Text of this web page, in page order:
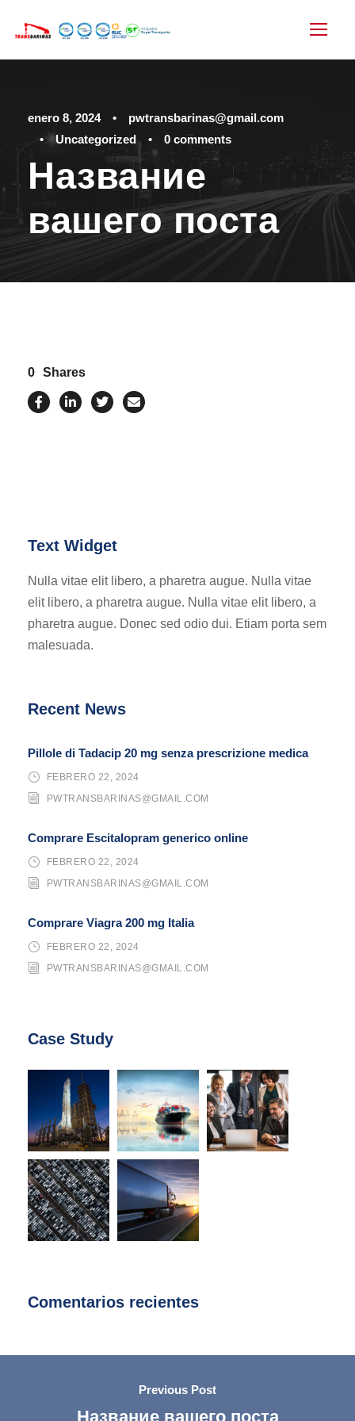
enero 8, 2024 •
pwtransbarinas@gmail.com
•
Uncategorized • 0 comments
Название
вашего поста
0 Shares
Text Widget
Nulla vitae elit libero, a pharetra augue. Nulla vitae
elit libero, a pharetra augue. Nulla vitae elit libero, a
pharetra augue. Donec sed odio dui. Etiam porta sem
malesuada.
Recent News
Pillole di Tadacip 20 mg senza prescrizione medica
FEBRERO 22, 2024
PWTRANSBARINAS@GMAIL.COM
Comprare Escitalopram generico online
FEBRERO 22, 2024
PWTRANSBARINAS@GMAIL.COM
Comprare Viagra 200 mg Italia
FEBRERO 22, 2024
PWTRANSBARINAS@GMAIL.COM
Case Study
Comentarios recientes
Previous Post
Название вашего поста